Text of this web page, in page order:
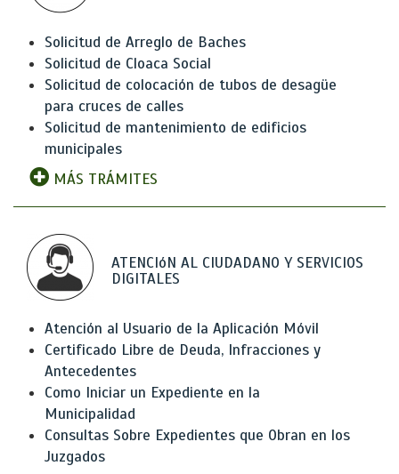
Solicitud de Arreglo de Baches
Solicitud de Cloaca Social
Solicitud de colocación de tubos de desagüe
para cruces de calles
Solicitud de mantenimiento de edificios
municipales
MÁS TRÁMITES
ATENCIóN AL CIUDADANO Y SERVICIOS
DIGITALES
Atención al Usuario de la Aplicación Móvil
Certificado Libre de Deuda, Infracciones y
Antecedentes
Como Iniciar un Expediente en la
Municipalidad
Consultas Sobre Expedientes que Obran en los
Juzgados